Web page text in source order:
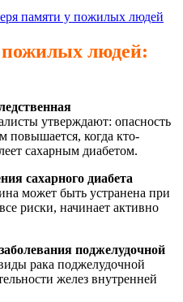
памяти у пожилых людей
людей:
утверждают: опасность
повышается, когда кто-
сахарным диабетом.
сахарного диабета
может быть устранена при
риски, начинает активно
поджелудочной
рака поджелудочной
желез внутренней